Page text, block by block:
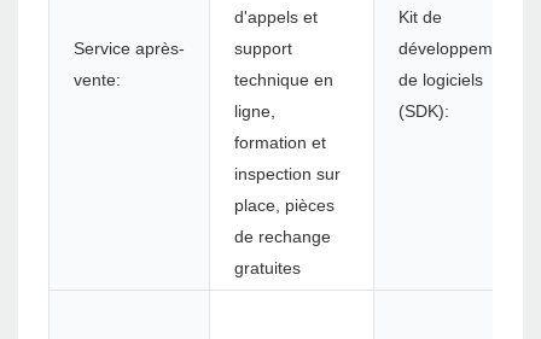
Service après-
vente:
d'appels et
support
technique en
ligne,
formation et
inspection sur
place, pièces
de rechange
gratuites
Kit de
développement
de logiciels
(SDK):